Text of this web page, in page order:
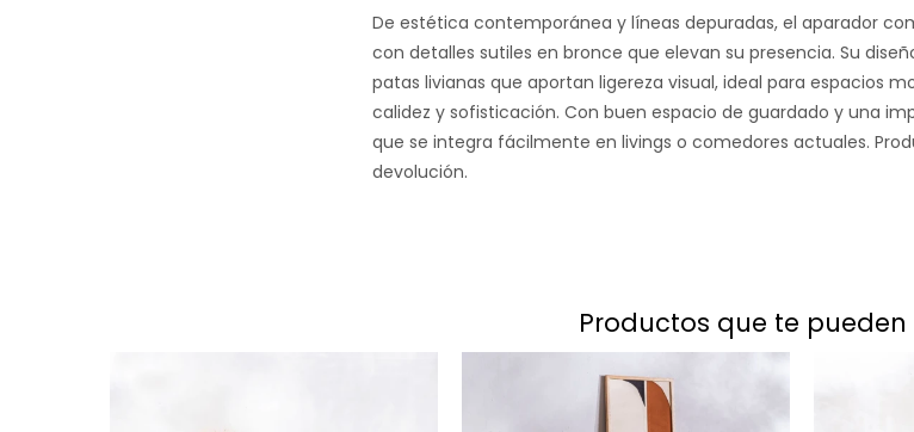
De estética contemporánea y líneas depuradas, el aparador
con detalles sutiles en bronce que elevan su presencia. Su
patas livianas que aportan ligereza visual, ideal para espacios
calidez y sofisticación. Con buen espacio de guardado y una
que se integra fácilmente en livings o comedores actuales.
devolución.
productos que te